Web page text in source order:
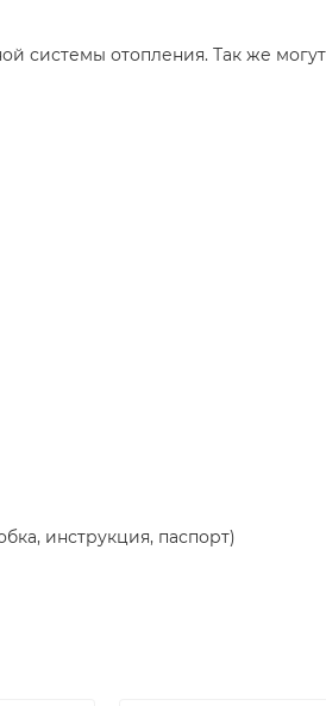
системы отопления. Так же
инструкция, паспорт)